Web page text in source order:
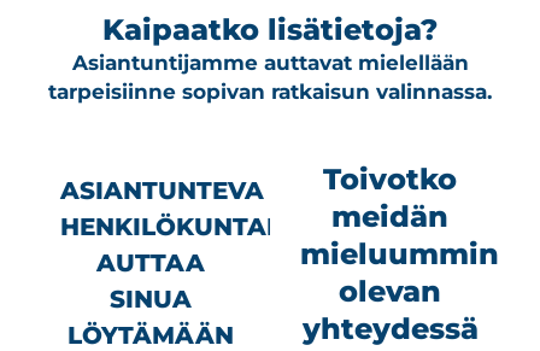
Kaipaatko lisätietoja?
Asiantuntijamme auttavat mielellään
tarpeisiinne sopivan ratkaisun valinnassa.
ASIANTUNTEVA
HENKILÖKUNTAMME
AUTTAA
SINUA
LÖYTÄMÄÄN
Toivotko
meidän
mieluummin
olevan
yhteydessä